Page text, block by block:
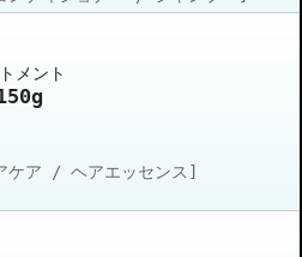
メント
ケア / ヘアエッセンス]